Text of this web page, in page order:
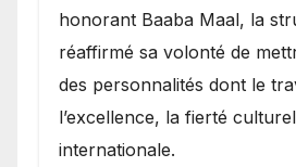
honorant Baaba Maal, la
réaffirmé sa volonté de
des personnalités dont le
l’excellence, la fierté
internationale.